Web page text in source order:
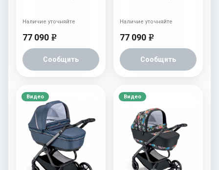
77 090 e
Сообщить
Наличие уточняйте
77 090 e
Сообщить
Наличие уточняйте
Видео Видео